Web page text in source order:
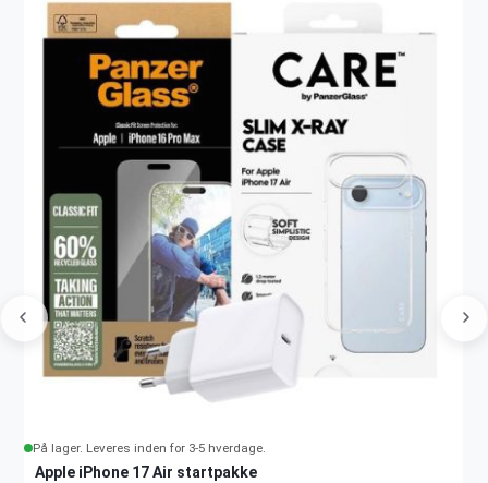
På lager. Leveres inden for 3-5 hverdage.
Apple iPhone 17 Air startpakke